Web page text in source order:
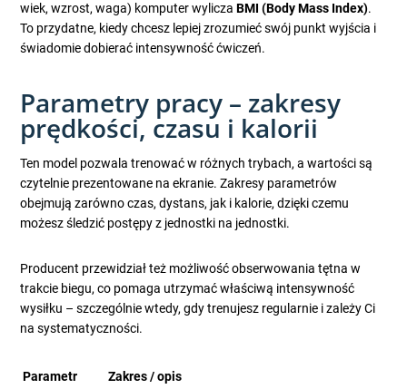
wiek, wzrost, waga) komputer wyliczaBMI (Body Mass Index).
To przydatne, kiedy chcesz lepiej zrozumieć swój punkt wyjścia i
świadomie dobierać intensywność ćwiczeń.
Parametry pracy – zakresy
prędkości, czasu i kalorii
Ten model pozwala trenować w różnych trybach, a wartości są
czytelnie prezentowane na ekranie. Zakresy parametrów
obejmują zarówno czas, dystans, jak i kalorie, dzięki czemu
możesz śledzić postępy z jednostki na jednostki.
Producent przewidział też możliwość obserwowania tętna w
trakcie biegu, co pomaga utrzymać właściwą intensywność
wysiłku – szczególnie wtedy, gdy trenujesz regularnie i zależy Ci
na systematyczności.
Parametr Zakres / opis